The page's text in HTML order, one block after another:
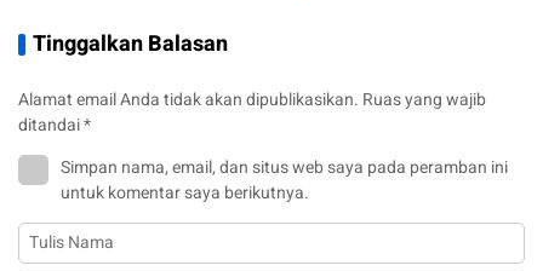
Tinggalkan Balasan
Alamat email Anda tidak akan dipublikasikan. Ruas yang wajib
ditandai*
Simpan nama, email, dan situs web saya pada peramban ini
untuk komentar saya berikutnya.